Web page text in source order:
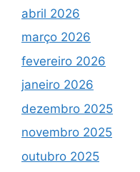
abril 2026
março 2026
fevereiro 2026
janeiro 2026
dezembro 2025
novembro 2025
outubro 2025